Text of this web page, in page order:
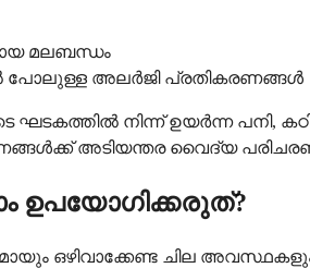
മലബന്ധം
പോലുള്ള അലർജി പ്രതികരണങ്ങൾ
നിന്ന് ഉയർന്ന പനി,
അടിയന്തര വൈദ്യ
ചില അവസ്ഥകളും